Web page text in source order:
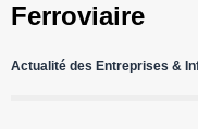
Ferroviaire
Actualité des Entreprises &